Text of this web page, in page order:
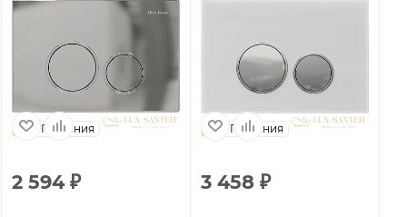
Германия
2 594₽
Германия
3 458 ₽